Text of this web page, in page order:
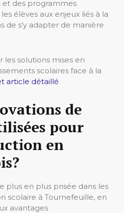
et des programmes
élèves aux enjeux liés à la
de s’y adapter de manière
les solutions mises en
scolaires face à la
article détaillé.
de
pour
en
plus en plus prisée dans les
scolaire à Tournefeuille, en
avantages